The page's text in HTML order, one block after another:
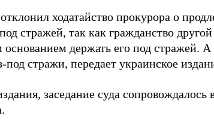
ходатайство прокурора о
стражей, так как гражданство
основанием держать его под стражей. А
стражи, передает украинское
заседание суда сопровождалось